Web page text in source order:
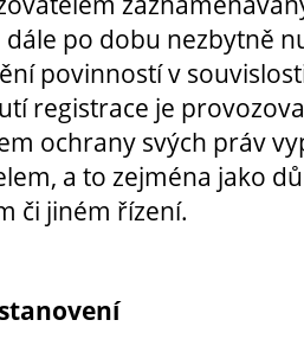
po dobu nezbytně
povinností v
registrace je
ochrany svých práv
a to zejména jako
či jiném řízení.